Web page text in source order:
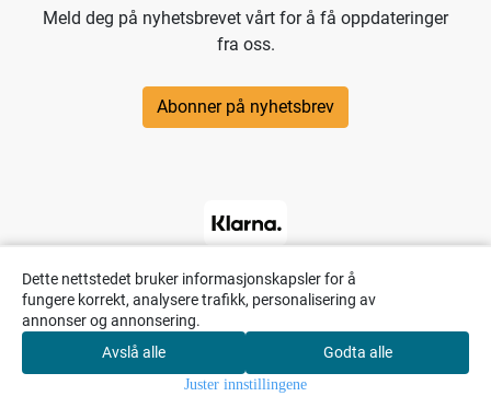
Søk
Dette nettstedet bruker informasjonskapsler for å
fungere korrekt, analysere trafikk, personalisering av
annonser og annonsering.
Avslå alle
Godta alle
Juster innstillingene
Meld deg på nyhetsbrevet vårt for å få oppdateringer
fra oss.
Abonner på nyhetsbrev